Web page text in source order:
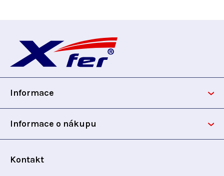
p
Informace
Informace o nákupu
Kontakt